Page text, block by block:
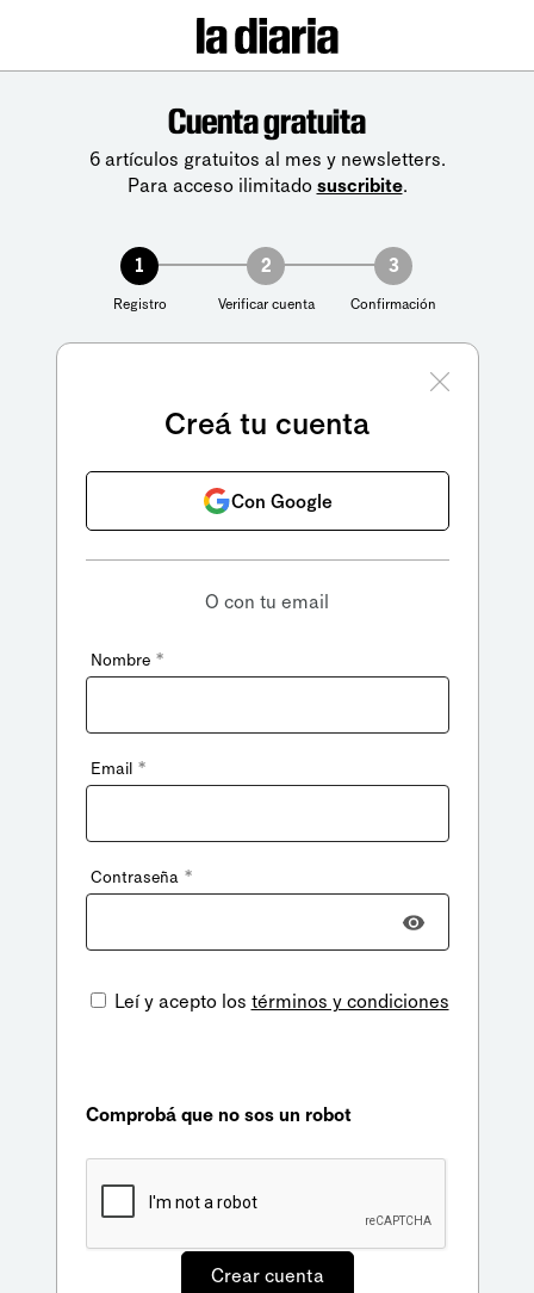
Cuenta gratuita
6 artículos gratuitos al mes y newsletters.
Para acceso ilimitado suscribite.
1
Registro
2
Verificar cuenta
3
Confirmación
Creá tu cuenta
Con Google
O con tu email
Nombre *
Email *
Contraseña *
Leí y acepto los términos y condiciones
Comprobá que no sos un robot